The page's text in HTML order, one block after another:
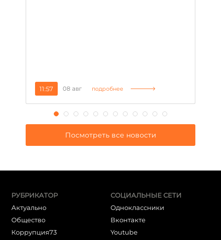
11:57 08 авг подробнее
Посмотреть все новости
РУБРИКАТОР
Актуально
Общество
Коррупция73
СОЦИАЛЬНЫЕ СЕТИ
Одноклассники
Вконтакте
Youtube